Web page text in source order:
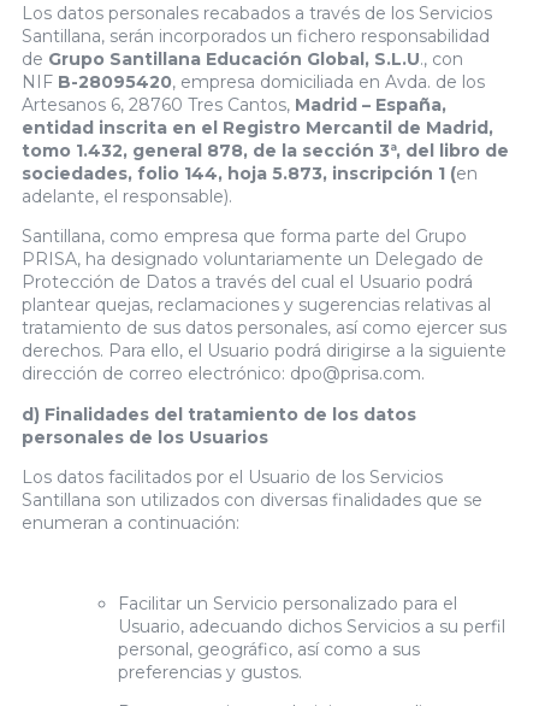
Los datos personales recabados a través de los Servicios
Santillana, serán incorporados un fichero responsabilidad
de Grupo Santillana Educación Global, S.L.U., con
NIF B-28095420, empresa domiciliada en Avda. de los
Artesanos 6, 28760 Tres Cantos, Madrid – España,
entidad inscrita en el Registro Mercantil de Madrid,
tomo 1.432, general 878, de la sección 3ª, del libro de
sociedades, folio 144, hoja 5.873, inscripción 1 (en
adelante, el responsable).
Santillana, como empresa que forma parte del Grupo
PRISA, ha designado voluntariamente un Delegado de
Protección de Datos a través del cual el Usuario podrá
plantear quejas, reclamaciones y sugerencias relativas al
tratamiento de sus datos personales, así como ejercer sus
derechos. Para ello, el Usuario podrá dirigirse a la siguiente
dirección de correo electrónico: dpo@prisa.com.
d) Finalidades del tratamiento de los datos
personales de los Usuarios
Los datos facilitados por el Usuario de los Servicios
Santillana son utilizados con diversas finalidades que se
enumeran a continuación:
Facilitar un Servicio personalizado para el
Usuario, adecuando dichos Servicios a su perfil
personal, geográfico, así como a sus
preferencias y gustos.